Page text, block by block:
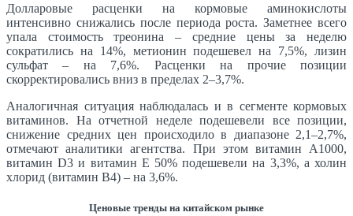
Долларовые расценки на кормовые аминокислоты
интенсивно снижались после периода роста. Заметнее всего
упала стоимость треонина – средние цены за неделю
сократились на 14%, метионин подешевел на 7,5%, лизин
сульфат – на 7,6%. Расценки на прочие позиции
скорректировались вниз в пределах 2–3,7%.
Аналогичная ситуация наблюдалась и в сегменте кормовых
витаминов. На отчетной неделе подешевели все позиции,
снижение средних цен происходило в диапазоне 2,1–2,7%,
отмечают аналитики агентства. При этом витамин А1000,
витамин D3 и витамин Е 50% подешевели на 3,3%, а холин
хлорид (витамин В4) – на 3,6%.
Ценовые тренды на китайском рынке